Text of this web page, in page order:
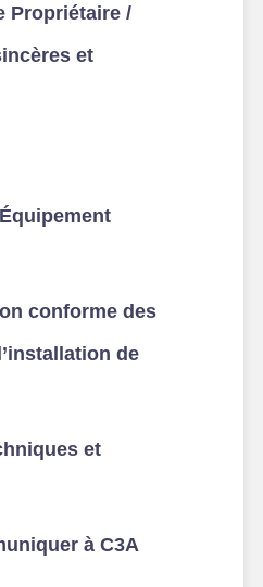
Propriétaire /
et
conforme des
de
et
à C3A